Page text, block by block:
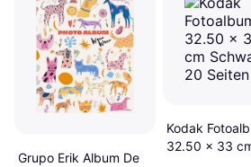
Grupo Erik Album De
Kodak
32.50 x 33